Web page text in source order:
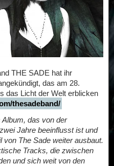
THE SADE hat ihr
das am 28.
das Licht der Welt erblicken
thesadeband/
Album, das von der
Jahre beeinflusst ist und
von The Sade weiter ausbaut.
Tracks, die zwischen
und sich weit von den